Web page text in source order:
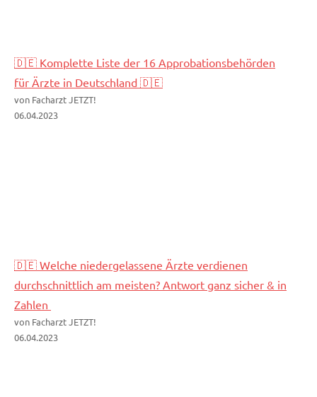
🇩🇪 Komplette Liste der 16 Approbationsbehörden
für Ärzte in Deutschland 🇩🇪
von Facharzt JETZT!
06.04.2023
🇩🇪 Welche niedergelassene Ärzte verdienen
durchschnittlich am meisten? Antwort ganz sicher & in
Zahlen
von Facharzt JETZT!
06.04.2023